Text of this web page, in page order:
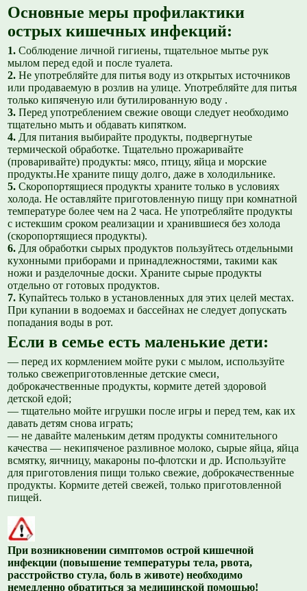
Основные меры профилактики
острых кишечных инфекций:
1. Соблюдение личной гигиены, тщательное мытье рук
мылом перед едой и после туалета.
2. Не употребляйте для питья воду из открытых источников
или продаваемую в розлив на улице. Употребляйте для питья
только кипяченую или бутилированную воду .
3. Перед употреблением свежие овощи следует необходимо
тщательно мыть и обдавать кипятком.
4. Для питания выбирайте продукты, подвергнутые
термической обработке. Тщательно прожаривайте
(проваривайте) продукты: мясо, птицу, яйца и морские
продукты.Не храните пищу долго, даже в холодильнике.
5. Скоропортящиеся продукты храните только в условиях
холода. Не оставляйте приготовленную пищу при комнатной
температуре более чем на 2 часа. Не употребляйте продукты
с истекшим сроком реализации и хранившиеся без холода
(скоропортящиеся продукты).
6. Для обработки сырых продуктов пользуйтесь отдельными
кухонными приборами и принадлежностями, такими как
ножи и разделочные доски. Храните сырые продукты
отдельно от готовых продуктов.
7. Купайтесь только в установленных для этих целей местах.
При купании в водоемах и бассейнах не следует допускать
попадания воды в рот.
Если в семье есть маленькие дети:
— перед их кормлением мойте руки с мылом, используйте
только свежеприготовленные детские смеси,
доброкачественные продукты, кормите детей здоровой
детской едой;
— тщательно мойте игрушки после игры и перед тем, как их
давать детям снова играть;
— не давайте маленьким детям продукты сомнительного
качества — некипяченое разливное молоко, сырые яйца, яйца
всмятку, яичницу, макароны по-флотски и др. Используйте
для приготовления пищи только свежие, доброкачественные
продукты. Кормите детей свежей, только приготовленной
пищей.
При возникновении симптомов острой кишечной
инфекции (повышение температуры тела, рвота,
расстройство стула, боль в животе) необходимо
немедленно обратиться за медицинской помощью!